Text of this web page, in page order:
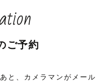
ご予約
と、カメラマンがメール